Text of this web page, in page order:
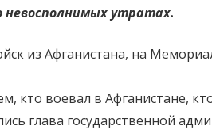
невосполнимых утратах.
из Афганистана, на
кто воевал в Афганистане,
глава государственной